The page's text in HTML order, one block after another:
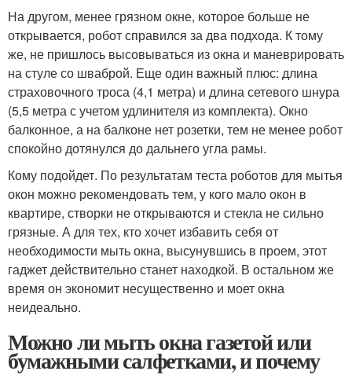
На другом, менее грязном окне, которое больше не
открывается, робот справился за два подхода. К тому
же, не пришлось высовываться из окна и маневрировать
на стуле со шваброй. Еще один важный плюс: длина
страховочного троса (4,1 метра) и длина сетевого шнура
(5,5 метра с учетом удлинителя из комплекта). Окно
балконное, а на балконе нет розетки, тем не менее робот
спокойно дотянулся до дальнего угла рамы.
Кому подойдет. По результатам теста роботов для мытья
окон можно рекомендовать тем, у кого мало окон в
квартире, створки не открываются и стекла не сильно
грязные. А для тех, кто хочет избавить себя от
необходимости мыть окна, высунувшись в проем, этот
гаджет действительно станет находкой. В остальном же
время он экономит несущественно и моет окна
неидеально.
Можно ли мыть окна газетой или
бумажными салфетками, и почему